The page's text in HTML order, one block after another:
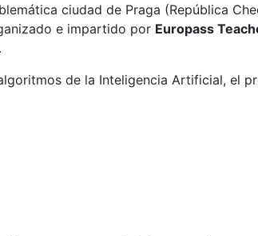
ciudad de Praga (República
e impartido por Europass
de la Inteligencia Artificial, el